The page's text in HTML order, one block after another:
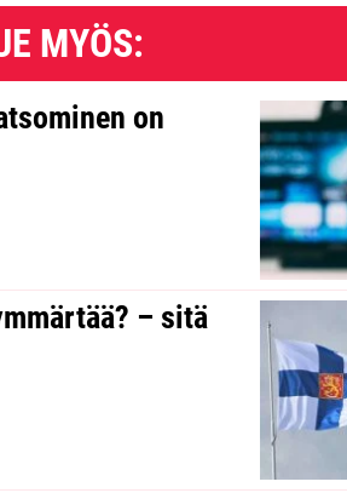
MYÖS:
on
– sitä